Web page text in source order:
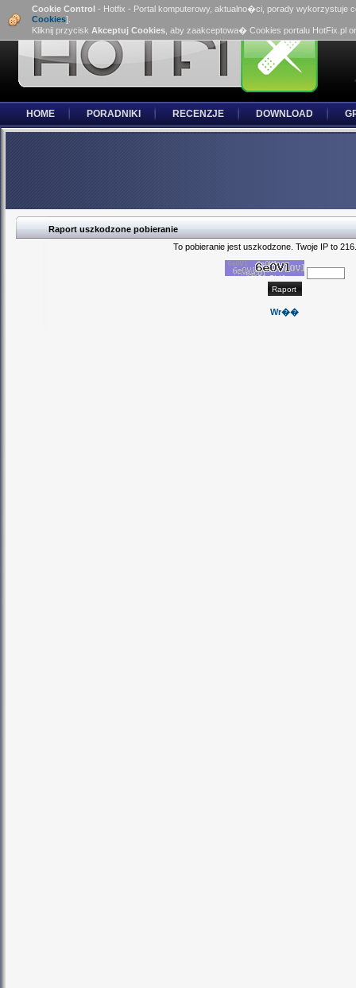
Cookie Control - Hotfix - Portal komputerowy, aktualno�ci, porady wykorzystuje
Cookies].
Kliknij przycisk Akceptuj Cookies , aby zaakceptowa� Cookies portalu HotFix.pl
HOME PORADNIKI RECENZJE DOWNLOAD
Raport uszkodzone pobieranie
To pobieranie jest uszkodzone. Twoje IP to
Wr��